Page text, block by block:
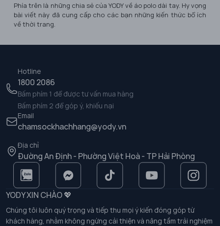
Phía trên là những chia sẻ của YODY về áo polo dài tay. Hy vọng
bài viết này đã cung cấp cho các bạn những kiến thức bổ ích
về thời trang.
Hotline
1800 2086
Bấm phím 1 để được tư vấn mua hàng
Bấm phím 2 để góp ý, khiếu nại
Email
chamsockhachhang@yody.vn
Địa chỉ
Đường An Định - Phường Việt Hoà - TP Hải Phòng
YODY XIN CHÀO 💖
Chúng tôi luôn quý trọng và tiếp thu mọi ý kiến đóng góp từ
khách hàng, nhằm không ngừng cải thiện và nâng tầm trải nghiệm